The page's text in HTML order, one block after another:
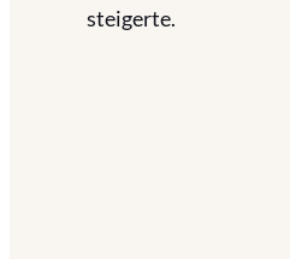
steigerte.